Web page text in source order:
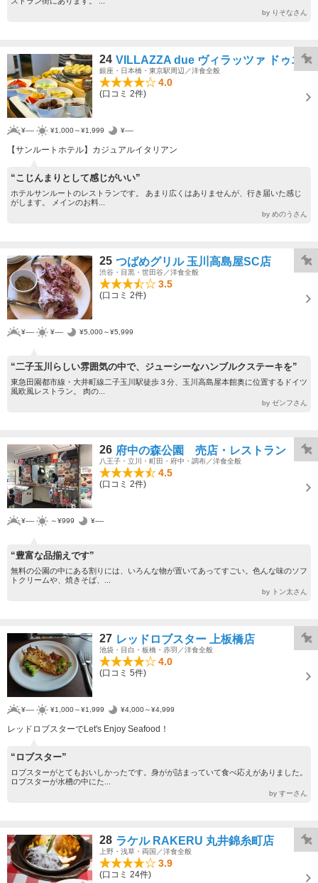
by りそなさん
24 VILLAZZA due ヴィラッツァ ドゥエ
銀座・日本橋・東京駅周辺／洋食全般
4.0
(口コミ 2件)
¥---- ¥1,000～¥1,999 ¥----
【サンルートホテル】カジュアルイタリアン
“こじんまりとして感じがいい”
ホテルサンルートのレストランです。 あまり広くはありませんが、行き届いた感じ
がします。 メインのお料...
by めのうさん
25 つばめグリル 玉川高島屋SC店
渋谷・目黒・世田谷／洋食全般
3.5
(口コミ 2件)
¥---- ¥---- ¥5,000～¥5,999
“二子玉川らしい雰囲気の中で、ジューシーなハンブルクステーキを”
東急田園都市線・大井町線二子玉川駅徒歩３分、玉川高島屋本館奥に位置するドイツ
風欧風レストラン。 肉の...
by ゼンフさん
26 府中の森公園 売店・レストラン
八王子・立川・町田・府中・調布／洋食全般
4.5
(口コミ 2件)
¥---- ～¥999 ¥----
“豊富な品揃えです”
無料の公園の中にある割りには、いろんな物が置いてあってすごい。色んな味のソフ
トクリームや、焼きそば、...
by トン太さん
27 レッドロブスター 上板橋店
池袋・目白・板橋・赤羽／洋食全般
4.0
(口コミ 5件)
¥---- ¥1,000～¥1,999 ¥4,000～¥4,999
レッドロブスターでLet's Enjoy Seafood！
“ロブスター”
ロブスターがとてもおいしかったです。身がが詰まっていて食べ応えがありました。
ロブスターが水槽の中にた...
by すーさん
28 ラケル RAKERU 丸井錦糸町店
上野・浅草・両国／洋食全般
3.9
(口コミ 24件)